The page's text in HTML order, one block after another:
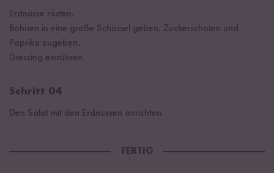
Erdnüsse rösten.
Bohnen in eine große Schüssel geben, Zuckerschoten und
Paprika zugeben.
Dressing einrühren.
Schritt 04
Den Salat mit den Erdnüssen anrichten.
FERTIG